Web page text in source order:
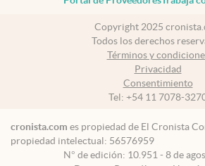
Copyright 2025
Todos los derechos
Términos y
Privacidad
Consentimiento
Tel: +54 11 7078-
cronista.com es propiedad de El Cronista
propiedad intelectual: 56576959
N° de edición: 10.951 - 8 de